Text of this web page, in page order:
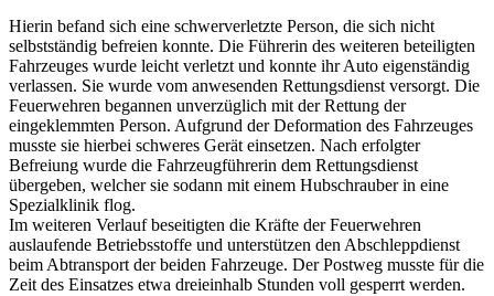
Hierin befand sich eine schwerverletzte Person, die sich nicht
selbstständig befreien konnte. Die Führerin des weiteren beteiligten
Fahrzeuges wurde leicht verletzt und konnte ihr Auto eigenständig
verlassen. Sie wurde vom anwesenden Rettungsdienst versorgt. Die
Feuerwehren begannen unverzüglich mit der Rettung der
eingeklemmten Person. Aufgrund der Deformation des Fahrzeuges
musste sie hierbei schweres Gerät einsetzen. Nach erfolgter
Befreiung wurde die Fahrzeugführerin dem Rettungsdienst
übergeben, welcher sie sodann mit einem Hubschrauber in eine
Spezialklinik flog.
Im weiteren Verlauf beseitigten die Kräfte der Feuerwehren
auslaufende Betriebsstoffe und unterstützen den Abschleppdienst
beim Abtransport der beiden Fahrzeuge. Der Postweg musste für die
Zeit des Einsatzes etwa dreieinhalb Stunden voll gesperrt werden.